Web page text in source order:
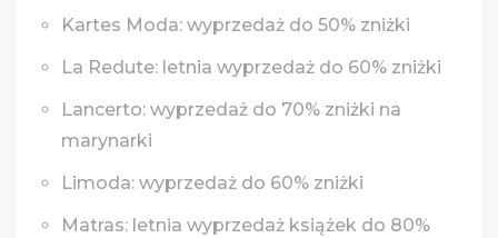
Kartes Moda: wyprzedaż do 50% zniżki
La Redute: letnia wyprzedaż do 60% zniżki
Lancerto: wyprzedaż do 70% zniżki na
marynarki
Limoda: wyprzedaż do 60% zniżki
Matras: letnia wyprzedaż książek do 80%